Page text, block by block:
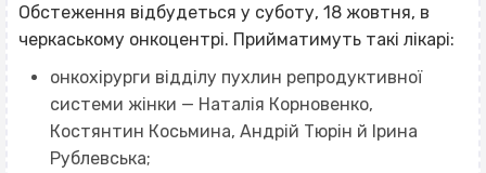
Обстеження відбудеться у суботу, 18 жовтня, в
черкаському онкоцентрі. Прийматимуть такі лікарі:
онкохірурги відділу пухлин репродуктивної
системи жінки — Наталія Корновенко,
Костянтин Косьмина, Андрій Тюрін й Ірина
Рублевська;